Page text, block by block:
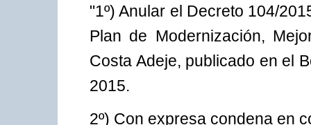
"1º) Anular el Decreto 104/
Plan de Modernización,
Costa Adeje, publicado en el
2015.
2º) Con expresa condena en